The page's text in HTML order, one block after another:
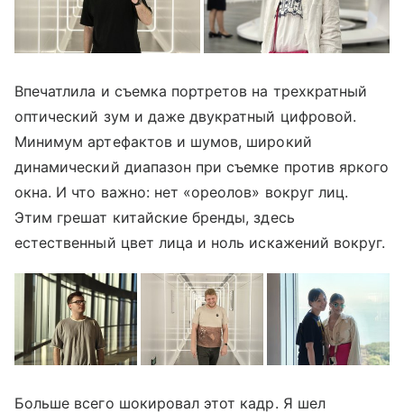
Впечатлила и съемка портретов на трехкратный
оптический зум и даже двукратный цифровой.
Минимум артефактов и шумов, широкий
динамический диапазон при съемке против яркого
окна. И что важно: нет «ореолов» вокруг лиц.
Этим грешат китайские бренды, здесь
естественный цвет лица и ноль искажений вокруг.
Больше всего шокировал этот кадр. Я шел